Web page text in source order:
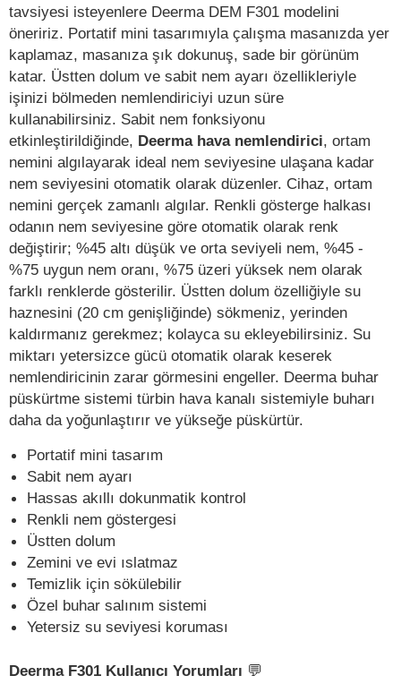
tavsiyesi isteyenlere Deerma DEM F301 modelini
öneririz. Portatif mini tasarımıyla çalışma masanızda yer
kaplamaz, masanıza şık dokunuş, sade bir görünüm
katar. Üstten dolum ve sabit nem ayarı özellikleriyle
işinizi bölmeden nemlendiriciyi uzun süre
kullanabilirsiniz. Sabit nem fonksiyonu
etkinleştirildiğinde, Deerma hava nemlendirici, ortam
nemini algılayarak ideal nem seviyesine ulaşana kadar
nem seviyesini otomatik olarak düzenler. Cihaz, ortam
nemini gerçek zamanlı algılar. Renkli gösterge halkası
odanın nem seviyesine göre otomatik olarak renk
değiştirir; %45 altı düşük ve orta seviyeli nem, %45 -
%75 uygun nem oranı, %75 üzeri yüksek nem olarak
farklı renklerde gösterilir. Üstten dolum özelliğiyle su
haznesini (20 cm genişliğinde) sökmeniz, yerinden
kaldırmanız gerekmez; kolayca su ekleyebilirsiniz. Su
miktarı yetersizce gücü otomatik olarak keserek
nemlendiricinin zarar görmesini engeller. Deerma buhar
püskürtme sistemi türbin hava kanalı sistemiyle buharı
daha da yoğunlaştırır ve yükseğe püskürtür.
Portatif mini tasarım
Sabit nem ayarı
Hassas akıllı dokunmatik kontrol
Renkli nem göstergesi
Üstten dolum
Zemini ve evi ıslatmaz
Temizlik için sökülebilir
Özel buhar salınım sistemi
Yetersiz su seviyesi koruması
Deerma F301 Kullanıcı Yorumları 💬